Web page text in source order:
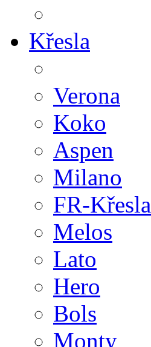
Křesla
Verona
Koko
Aspen
Milano
FR-Křesla
Melos
Lato
Hero
Bols
Monty